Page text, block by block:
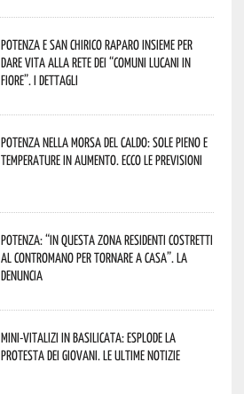
Potenza e San Chirico Raparo insieme per
dare vita alla rete dei “Comuni Lucani in
Fiore”. I dettagli
Potenza nella morsa del caldo: sole pieno e
temperature in aumento. Ecco le previsioni
Potenza: “In questa zona residenti costretti
al contromano per tornare a casa”. La
denuncia
Mini-vitalizi in Basilicata: esplode la
protesta dei giovani. Le ultime notizie